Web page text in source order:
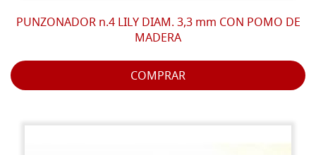
PUNZONADOR n.4 LILY DIAM. 3,3 mm CON POMO DE
MADERA
COMPRAR